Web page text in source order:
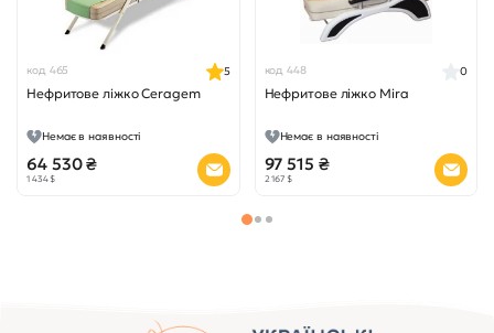
код 465
Нефритове ліжко Ceragem
5
Немає в наявності
64 530 ₴
1 434 $
код 448
Нефритове ліжко Mira
0
Немає в наявності
97 515 ₴
2 167 $